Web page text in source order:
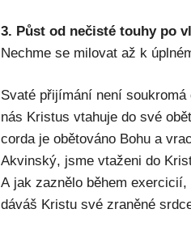
3. Půst od nečisté touhy po
Nechme se milovat až k
Svaté přijímání není
nás Kristus vtahuje do své
corda je obětováno Bohu a
Akvinský, jsme vtaženi do
A jak zaznělo během
dáváš Kristu své zraněné